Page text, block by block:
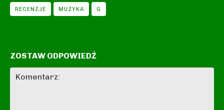
RECENZJE MUZYKA G
ZOSTAW ODPOWIEDŹ